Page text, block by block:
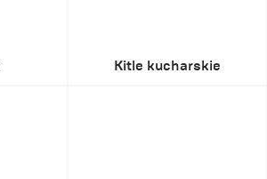
Kitle kucharskie